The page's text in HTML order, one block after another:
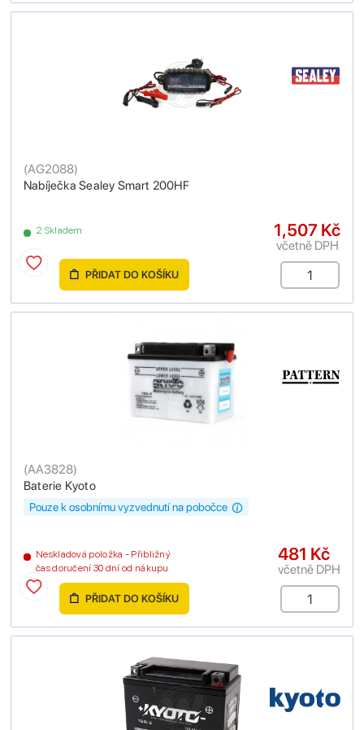
Nabíječka Sealey Smart 200HF
(AG2088)
2 Skladem 1,507 Kč
včetně DPH
PŘIDAT DO KOŠÍKU
Baterie Kyoto
(AA3828)
Neskladová položka - Přibližný
čas doručení 30 dní od nákupu
Pouze k osobnímu vyzvednutí na pobočce
481 Kč
včetně DPH
PŘIDAT DO KOŠÍKU